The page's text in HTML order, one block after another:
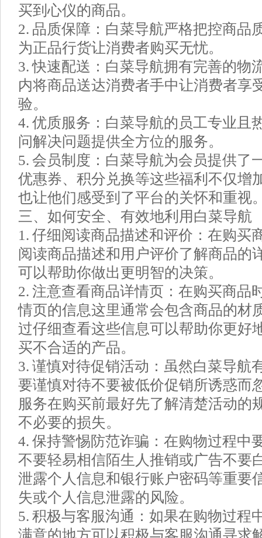
买到心仪的商品。
2. 品质保障：白菜导航严格把控商品
为正品行货让消费者购买无忧。
3. 快速配送：白菜导航拥有完善的物
内将商品送达消费者手中让消费者享
验。
4. 优质服务：白菜导航的员工专业且
问解决问题提供全方位的服务。
5. 会员制度：白菜导航为会员提供了
优惠券、积分兑换等这些福利不仅增
也让他们感受到了平台的关怀和重视
三、如何安全、有效地利用白菜导航
1. 仔细阅读商品描述和评价：在购买
阅读商品描述和用户评价了解商品的
可以帮助你做出更明智的决策。
2. 注意查看商品详情页：在购买商品
情页的信息这里通常会包含商品的材
过仔细查看这些信息可以帮助你更好
买不合适的产品。
3. 谨慎对待促销活动：虽然白菜导航
要谨慎对待不要被低价促销所诱惑而
服务在购买前最好先了解清楚活动的
不必要的损失。
4. 保持警惕防范诈骗：在购物过程中
不要轻易相信陌生人推销或广告不要
泄露个人信息和银行账户密码等重要
失或个人信息泄露的风险。
5. 积极与客服沟通：如果在购物过程
满意的地方可以积极与客服沟通寻求